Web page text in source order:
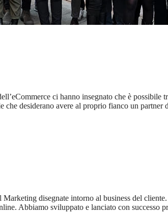
ci hanno insegnato che è
desiderano avere al proprio fianco un
disegnate intorno al business del
Abbiamo sviluppato e lanciato con successo